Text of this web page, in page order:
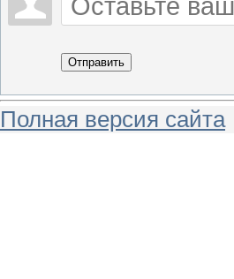
Отправить
Полная версия сайта